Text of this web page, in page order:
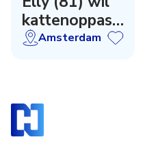
kattenoppas
zijnAmsterdam